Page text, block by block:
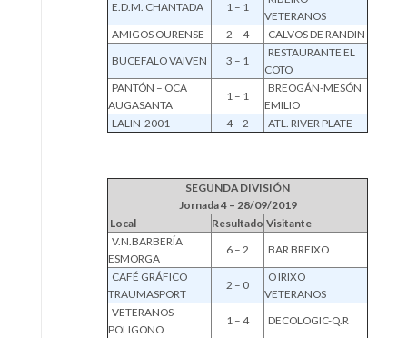
E.D.M. CHANTADA
1 – 1
VETERANOS
AMIGOS OURENSE
2 – 4
CALVOS DE RANDIN
BUCEFALO VAIVEN
3 – 1
RESTAURANTE EL
COTO
PANTÓN – OCA
AUGASANTA
1 – 1
BREOGÁN-MESÓN
EMILIO
LALIN-2001
4 – 2 ATL. RIVER PLATE
SEGUNDA DIVISIÓN
Jornada 4 – 28/09/2019
Local
Resultado Visitante
V.N.BARBERÍA
ESMORGA
6 – 2
BAR BREIXO
CAFÉ GRÁFICO
TRAUMASPORT
2 – 0
O IRIXO
VETERANOS
VETERANOS
POLIGONO
1 – 4
DECOLOGIC-Q.R